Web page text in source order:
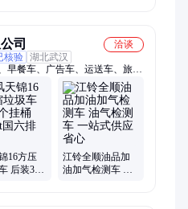
司
洽谈
核验 湖北武汉
早餐车、广告车、运送车、旅居
净水车、采血车、厕所车、监测
炊事车、体检车、淋浴车、洗衣
16方压
后装3个
江铃全顺油品加
油加气检测车 油